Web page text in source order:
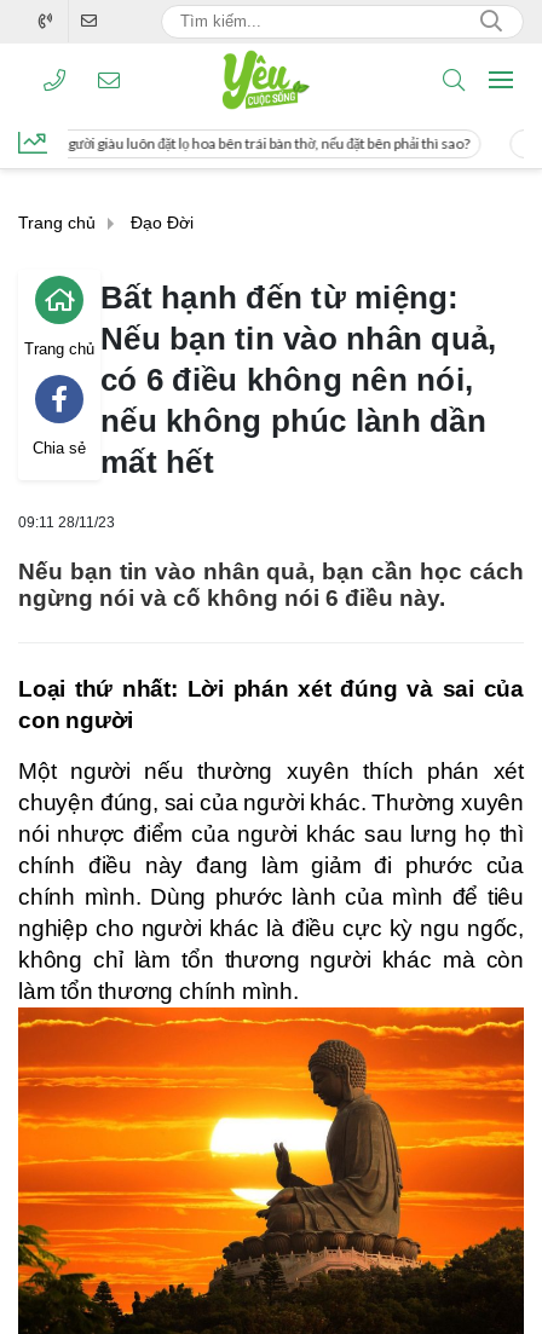
lọ hoa bên trái bàn thờ, nếu đặt bên phải thì sao? Cách uống nước mía
Trang chủ Đạo Đời
Trang chủ
Chia sẻ
Bất hạnh đến từ miệng:
Nếu bạn tin vào nhân quả,
có 6 điều không nên nói,
nếu không phúc lành dần
mất hết
09:11 28/11/23
Nếu bạn tin vào nhân quả, bạn cần học cách
ngừng nói và cố không nói 6 điều này.
Loại thứ nhất: Lời phán xét đúng và sai của
con người
Một người nếu thường xuyên thích phán xét
chuyện đúng, sai của người khác. Thường xuyên
nói nhược điểm của người khác sau lưng họ thì
chính điều này đang làm giảm đi phước của
chính mình. Dùng phước lành của mình để tiêu
nghiệp cho người khác là điều cực kỳ ngu ngốc,
không chỉ làm tổn thương người khác mà còn
làm tổn thương chính mình.